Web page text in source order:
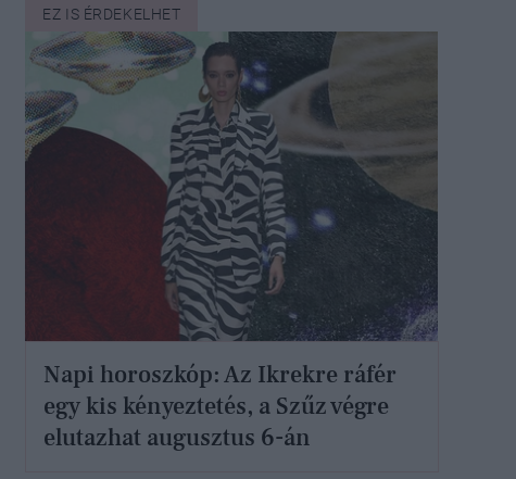
EZ IS ÉRDEKELHET
Napi horoszkóp: Az Ikrekre ráfér
egy kis kényeztetés, a Szűz végre
elutazhat augusztus 6-án